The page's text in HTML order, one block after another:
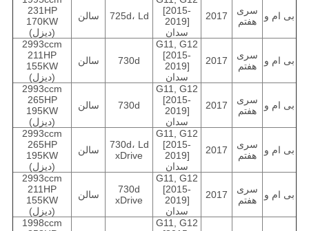
بی ام و
سری
هفتم
2017
[2015-
2019]
سدان
725d، Ld سالن
231HP
170KW
(دیزل)
بی ام و
سری
هفتم
2017
G11, G12
[2015-
2019]
سدان
730d سالن
2993ccm
211HP
155KW
(دیزل)
بی ام و
سری
هفتم
2017
G11, G12
[2015-
2019]
سدان
730d سالن
2993ccm
265HP
195KW
(دیزل)
بی ام و
سری
هفتم
2017
G11, G12
[2015-
2019]
سدان
730d، Ld
xDrive
سالن
2993ccm
265HP
195KW
(دیزل)
بی ام و
سری
هفتم
2017
G11, G12
[2015-
2019]
سدان
730d
xDrive
سالن
2993ccm
211HP
155KW
(دیزل)
G11, G12
1998ccm